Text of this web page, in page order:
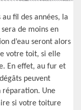
fil des années, la
de moins en
d’eau seront alors
votre toit, si elle
En effet, au fur et
peuvent
réparation. Une
si votre toiture